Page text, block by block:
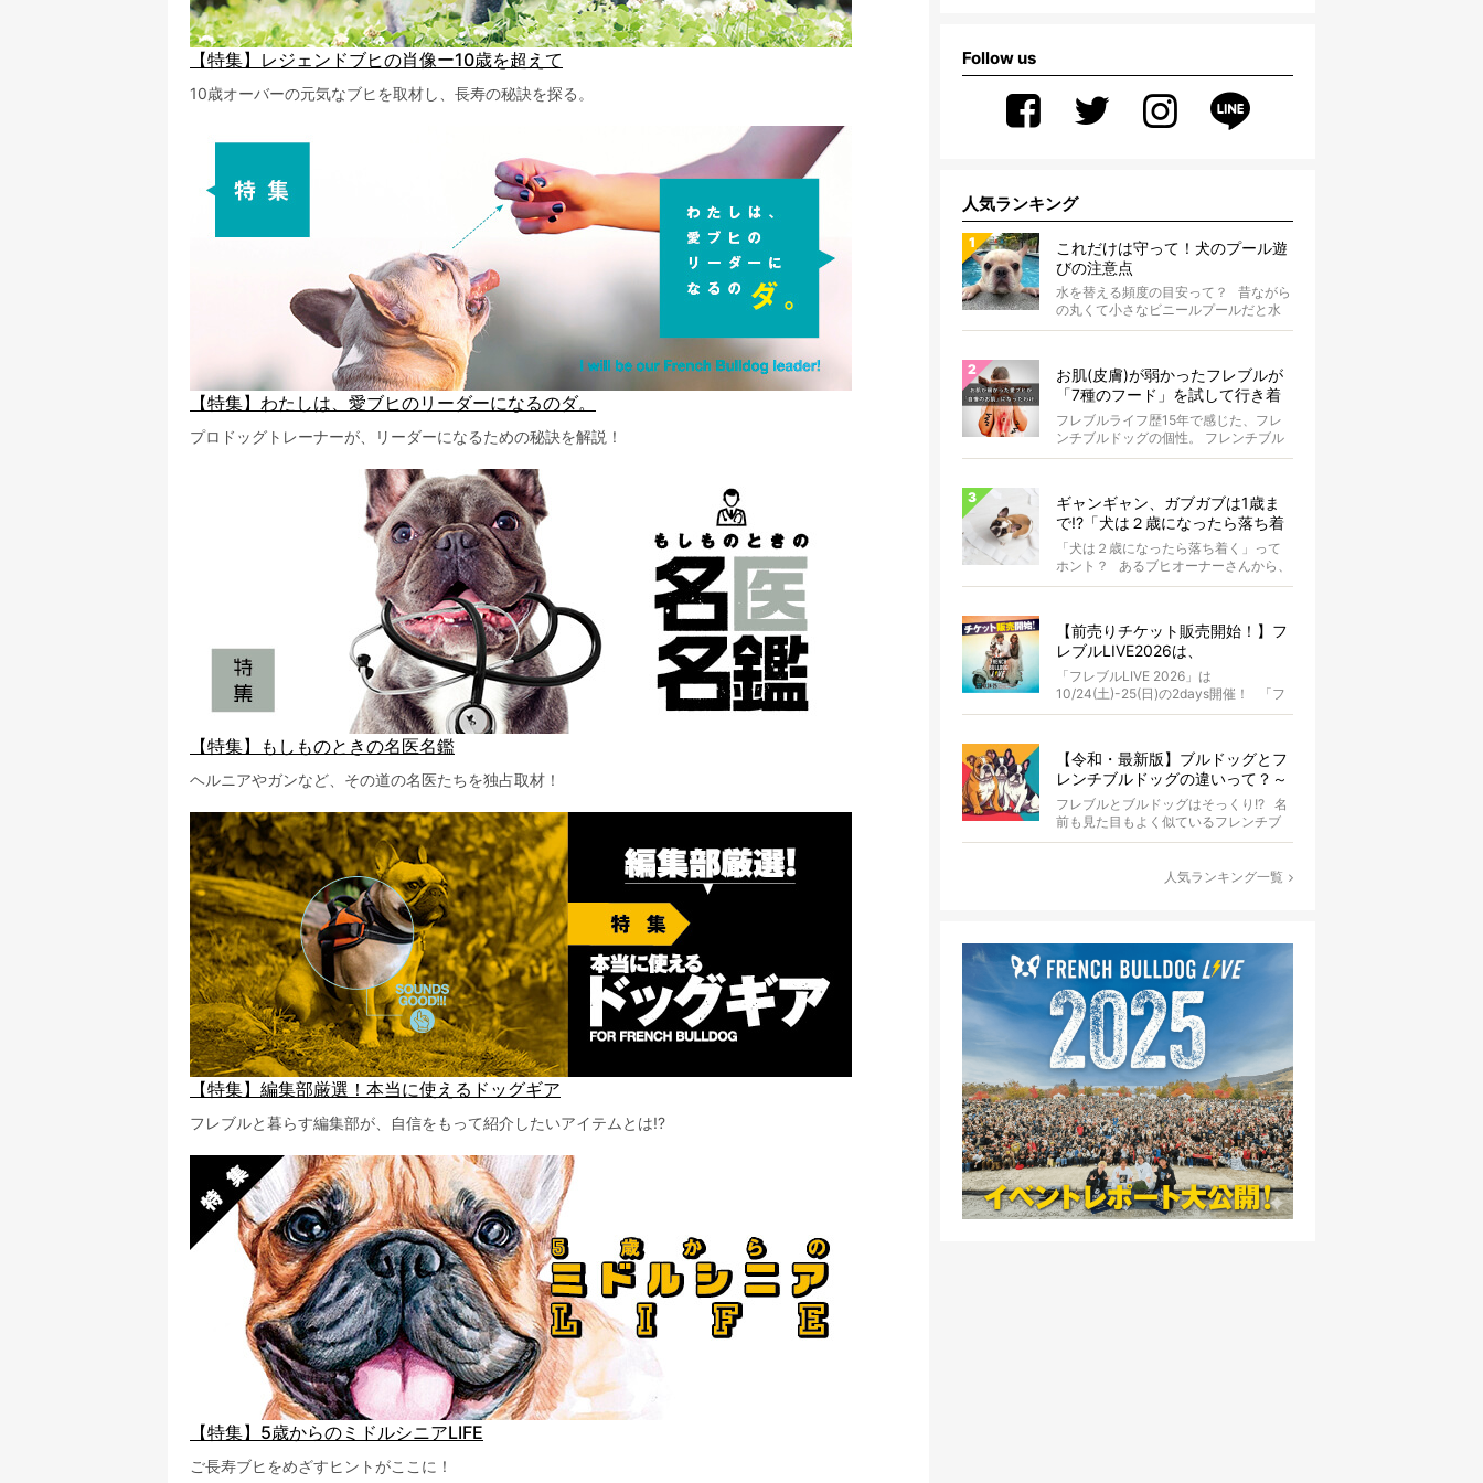
【特集】レジェンドブヒの肖像ー10歳を超えて
10歳オーバーの元気なブヒを取材し、長寿の秘訣を探る。
【特集】わたしは、愛ブヒのリーダーになるのダ。
プロドッグトレーナーが、リーダーになるための秘訣を解説！
【特集】もしものときの名医名鑑
ヘルニアやガンなど、その道の名医たちを独占取材！
【特集】編集部厳選！本当に使えるドッグギア
フレブルと暮らす編集部が、自信をもって紹介したいアイテムとは!?
【特集】5歳からのミドルシニアLIFE
ご長寿ブヒをめざすヒントがここに！
Follow us
人気ランキング
これだけは守って！犬のプール遊
びの注意点
水を替える頻度の目安って？ 昔ながら
の丸くて小さなビニールプールだと水
替えもさほど手間ではないけ...
お肌(皮膚)が弱かったフレブルが
「7種のフード」を試して行き着
いた「病院知らず」の実体験
フレブルライフ歴15年で感じた、フレ
ンチブルドッグの個性。 フレンチブル
ドッグと暮らしはじめて15年になる筆
ギャンギャン、ガブガブは1歳ま
で!?「犬は２歳になったら落ち着
く」という都市伝説は本当？
「犬は２歳になったら落ち着く」って
ホント？ あるブヒオーナーさんから、
こんな質問がありました。...
【前売りチケット販売開始！】フ
レブルLIVE2026は、
10/24(土)-25(日)開催！フレブル
だらけのキャンプ・前夜祭・バス
プランも新登場!?
「フレブルLIVE 2026」は
10/24(土)-25(日)の2days開催！ 「フ
レブルLIV...
【令和・最新版】ブルドッグとフ
レンチブルドッグの違いって？～
徹底解説～
フレブルとブルドッグはそっくり!? 名
前も見た目もよく似ているフレンチブ
ルドッグとブルドッグ。...
人気ランキング一覧